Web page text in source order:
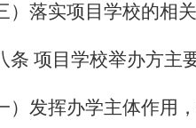
）落实项目学校的相
条 项目学校举办方主
）发挥办学主体作用